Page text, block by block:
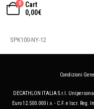
0
Cart
0,00€
SPK100-NY-12
Condizioni
DECATHLON ITALIA S.r.l.
Euro 12.500.000 i.v. - C.F. e Iscr. Reg.